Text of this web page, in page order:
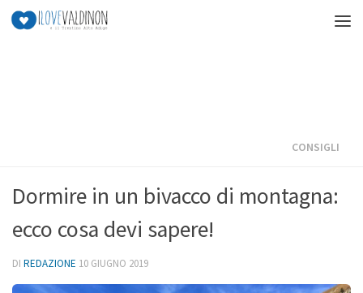
Salta al contenuto
CONSIGLI
Dormire in un bivacco di montagna:
ecco cosa devi sapere!
DI REDAZIONE 10 GIUGNO 2019